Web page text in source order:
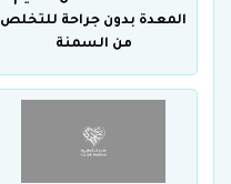
المعدة بدون جراحة للتخلص
من السمنة